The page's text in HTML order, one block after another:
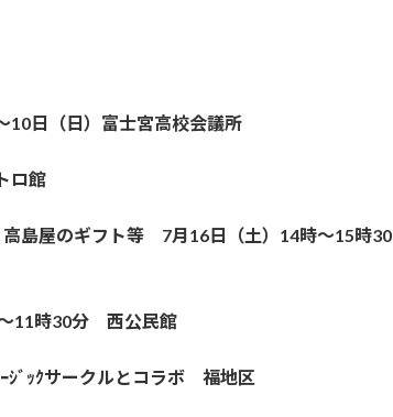
10日（日）富士宮高校会議所
ロ館
島屋のギフト等 7月16日（土）14時～15時30
11時30分 西公民館
ｼﾞｯｸサークルとコラボ 福地区